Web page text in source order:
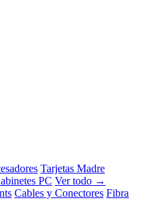
Tarjetas Madre
PC Ver todo →
Cables y Conectores Fibra